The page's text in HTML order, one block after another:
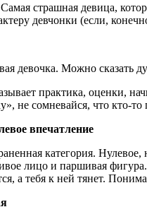
страшная девица,
девчонки (если,
девочка. Можно сказать
практика, оценки,
не сомневайся, что кто-то
впечатление
категория.
лицо и паршивая
а тебя к ней тянет.